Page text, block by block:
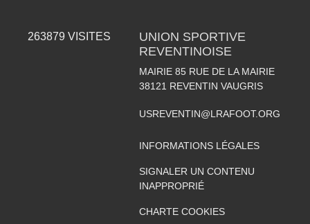
263879 VISITES
UNION SPORTIVE
REVENTINOISE
MAIRIE 85 RUE DE LA MAIRIE
38121 REVENTIN VAUGRIS
USREVENTIN@LRAFOOT.ORG
INFORMATIONS LÉGALES
SIGNALER UN CONTENU
INAPPROPRIÉ
CHARTE COOKIES